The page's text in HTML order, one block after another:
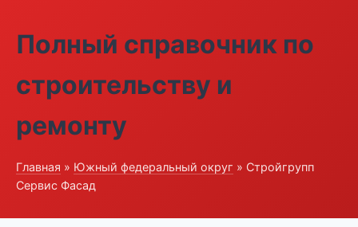
Полный справочник по
строительству и
ремонту
Главная » Южный федеральный округ » Стройгрупп
Сервис Фасад